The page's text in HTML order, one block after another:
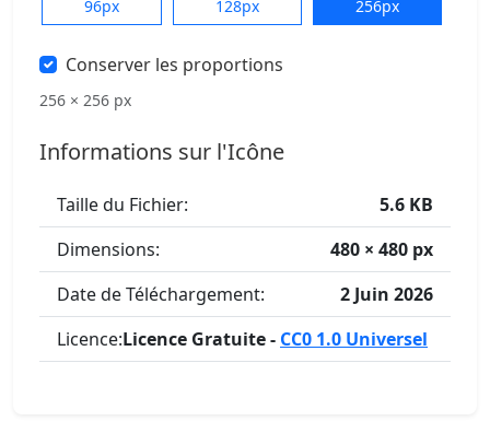
96px 128px 256px
Conserver les proportions
256 × 256 px
Informations sur l'Icône
Taille du Fichier:
5.6 KB
Dimensions:
480 × 480 px
Date de Téléchargement:
2 Juin 2026
Licence:Licence Gratuite - CC0 1.0 Universel